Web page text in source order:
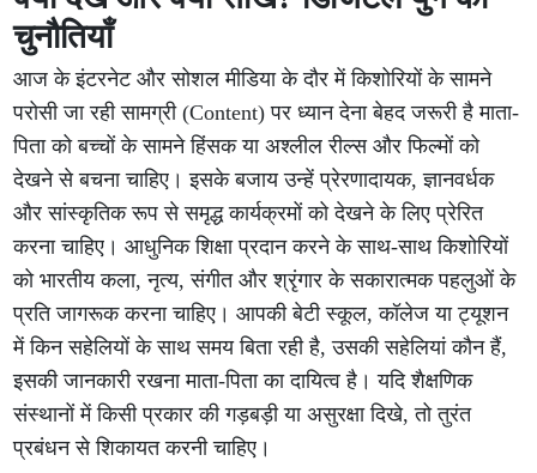
चुनौतियाँ
आज के इंटरनेट और सोशल मीडिया के दौर में किशोरियों के सामने
परोसी जा रही सामग्री (Content) पर ध्यान देना बेहद जरूरी है माता-
पिता को बच्चों के सामने हिंसक या अश्लील रील्स और फिल्मों को
देखने से बचना चाहिए। इसके बजाय उन्हें प्रेरणादायक, ज्ञानवर्धक
और सांस्कृतिक रूप से समृद्ध कार्यक्रमों को देखने के लिए प्रेरित
करना चाहिए। आधुनिक शिक्षा प्रदान करने के साथ-साथ किशोरियों
को भारतीय कला, नृत्य, संगीत और श्रृंगार के सकारात्मक पहलुओं के
प्रति जागरूक करना चाहिए। आपकी बेटी स्कूल, कॉलेज या ट्यूशन
में किन सहेलियों के साथ समय बिता रही है, उसकी सहेलियां कौन हैं,
इसकी जानकारी रखना माता-पिता का दायित्व है। यदि शैक्षणिक
संस्थानों में किसी प्रकार की गड़बड़ी या असुरक्षा दिखे, तो तुरंत
प्रबंधन से शिकायत करनी चाहिए।